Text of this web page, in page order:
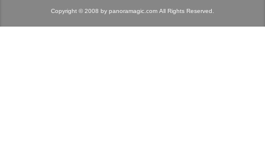
Copyright © 2008 by panoramagic.com All Rights Reserved.